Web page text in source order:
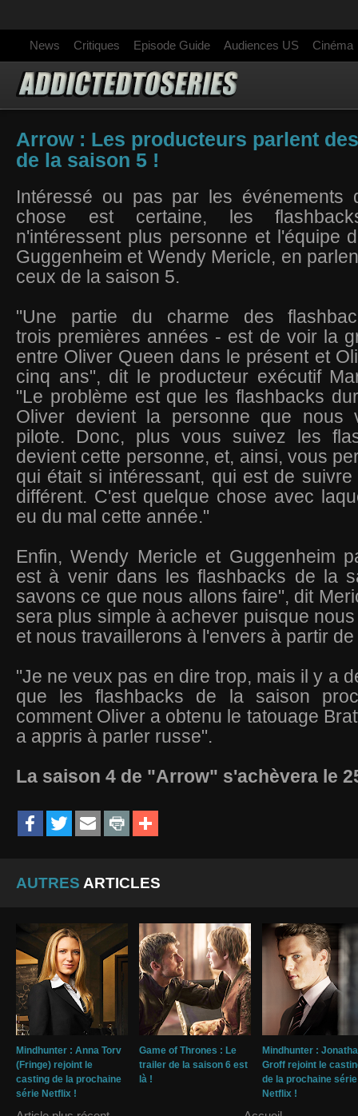
News Critiques Episode Guide Audiences US Cinéma
Arrow : Les producteurs parlent
de la saison 5 !
Intéressé ou pas par les événements
chose est certaine, les
n'intéressent plus personne et l'équipe
Guggenheim et Wendy Mericle, en
ceux de la saison 5.
"Une partie du charme des
trois premières années - est de voir la
entre Oliver Queen dans le présent et
cinq ans", dit le producteur exécutif
"Le problème est que les flashbacks
Oliver devient la personne que nous
pilote. Donc, plus vous suivez les
devient cette personne, et, ainsi, vous
qui était si intéressant, qui est de
différent. C'est quelque chose avec
eu du mal cette année."
Enfin,Wendy Mericle et Guggenheim p
est à venir dans les flashbacks de la
savons ce que nous allons faire", dit
sera plus simple à achever puisque
et nous travaillerons à l'envers à partir
"Je ne veux pas en dire trop, mais il y a
que les flashbacks de la saison
comment Oliver a obtenu le tatouage
a appris à parler russe".
La saison 4 de "Arrow" s'achèvera le
AUTRES ARTICLES
Mindhunter : Anna Torv
(Fringe) rejoint le
casting de la prochaine
série Netflix !
Game of Thrones : Le
trailer de la saison 6 est
là !
Mindhunter :
Groff rejoint le
de la prochaine série
Netflix !